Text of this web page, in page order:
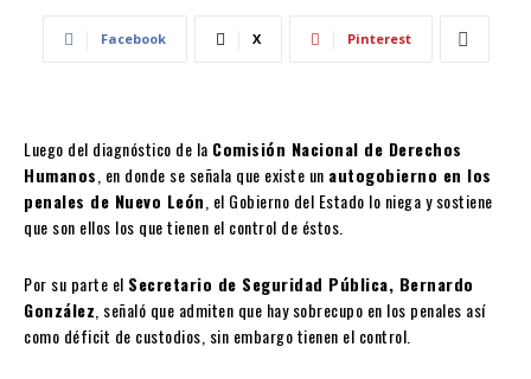
Facebook X Pinterest
Luego del diagnóstico de la Comisión Nacional de Derechos
Humanos , en donde se señala que existe un autogobierno en los
penales de Nuevo León , el Gobierno del Estado lo niega y sostiene
que son ellos los que tienen el control de éstos.
Por su parte el Secretario de Seguridad Pública, Bernardo
González , señaló que admiten que hay sobrecupo en los penales así
como déficit de custodios, sin embargo tienen el control.